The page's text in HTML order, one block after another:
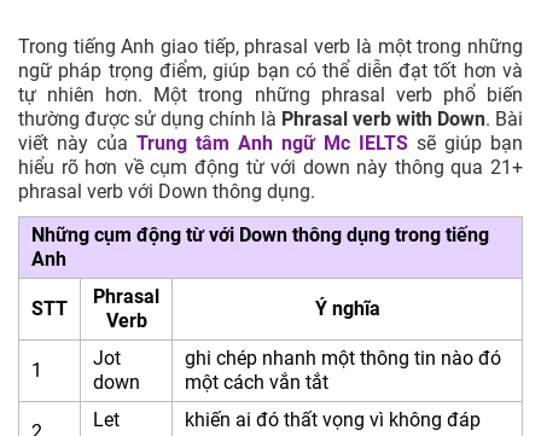
Sit down
Die down
Hold down
Pour down
Keep down
Bài tập áp dụng Phrasal verb with Down
Trong tiếng Anh giao tiếp, phrasal verb là một trong những
ngữ pháp trọng điểm, giúp bạn có thể diễn đạt tốt hơn và
tự nhiên hơn. Một trong những phrasal verb phổ biến
thường được sử dụng chính là Phrasal verb with Down. Bài
viết này của Trung tâm Anh ngữ Mc IELTS sẽ giúp bạn
hiểu rõ hơn về cụm động từ với down này thông qua 21+
phrasal verb với Down thông dụng.
Những cụm động từ với Down thông dụng trong tiếng
Anh
STT
Phrasal
Verb
Ý nghĩa
1
Jot
down
ghi chép nhanh một thông tin nào đó
một cách vắn tắt
Let
khiến ai đó thất vọng vì không đáp